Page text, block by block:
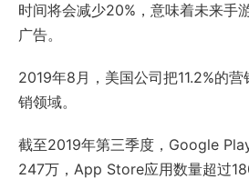
时间将会减少20%，意味着未来手
广告。
2019年8月，美国公司把11.2%的
销领域。
截至2019年第三季度，Google
247万，App Store应用数量超过